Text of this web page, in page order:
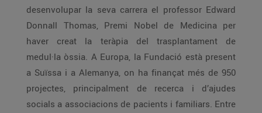
desenvolupar la seva carrera el professor Edward
Donnall Thomas, Premi Nobel de Medicina per
haver creat la teràpia del trasplantament de
medul·la òssia. A Europa, la Fundació està present
a Suïssa i a Alemanya, on ha finançat més de 950
projectes, principalment de recerca i d’ajudes
socials a associacions de pacients i familiars. Entre